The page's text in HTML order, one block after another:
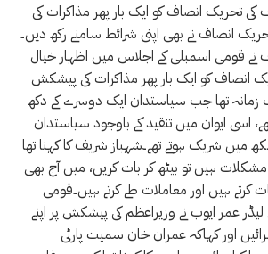
تحریک انصاف کو ایک بار پھر مذاکرات کی
انصاف نے بھی اپنی شرائط سامنے رکھ دیں۔
نے قومی اسمبلی کے اجلاس میں اظہار خیال
انصاف کو ایک بار پھر مذاکرات کی پیشکش
زمانہ تھا جب سیاستدان ایک دوسرے کے دکھ
اسی ایوان میں تنقید کے باوجود سیاستدان
میں شریک ہوتے تھے۔شہباز شریف کا کہنا تھا
مشکلات ہیں تو بیٹھ کر بات کریں، میں آج بھی
کرتے ہیں اور معاملات طے کرتے ہیں۔قومی
عمر ایوب نے وزیراعظم کی پیشکش پر اپنے
اور کہاکہ عمران خان سمیت پارٹی